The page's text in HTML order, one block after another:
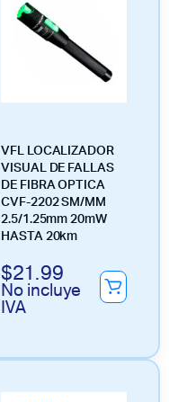
VFL LOCALIZADOR
VISUAL DE FALLAS
DE FIBRA OPTICA
CVF-2202 SM/MM
2.5/1.25mm 20mW
HASTA 20km
$21.99
No incluye
IVA